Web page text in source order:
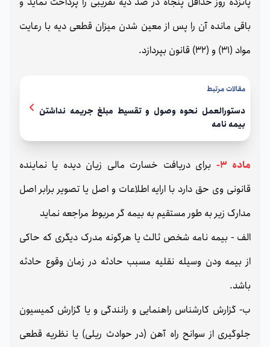
باقی مانده آن را پس از معین شدن میزان قطعی دیه با رعایت
مواد (31) و (32) قانون بپردازد.
مقالات مرتبط
دستورالعمل نحوه وصول و تقسیط مبلغ جریمه نداشتن
بیمه نامه
ماده 3-
برای دریافت خسارت مالی زیان دیده یا نماینده
قانونی وی حق دارد با ارایه اطلاعات و اصل یا تصویر برابر اصل
مدارک زیر به طور مستقیم به بیمه گر مربوط مراجعه نماید
الف - بیمه نامه شخص ثالث یا هرگونه مدرک دیگری که حاکی
از بیمه ودن وسیله نقلیه مسبب حادثه در زمان وقوع حادثه
باشد.
ب- گزارش کارشناس راهنمایی و رانندگی و یا گزارش کمیسیون
جلوگیری از سوانح راه آهن (در حوادث ریلی) یا نظریه قطعی